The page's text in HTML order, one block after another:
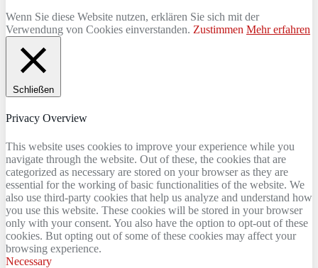
Wenn Sie diese Website nutzen, erklären Sie sich mit der
Verwendung von Cookies einverstanden. Zustimmen Mehr erfahren
Schließen
Privacy Overview
This website uses cookies to improve your experience while you
navigate through the website. Out of these, the cookies that are
categorized as necessary are stored on your browser as they are
essential for the working of basic functionalities of the website. We
also use third-party cookies that help us analyze and understand how
you use this website. These cookies will be stored in your browser
only with your consent. You also have the option to opt-out of these
cookies. But opting out of some of these cookies may affect your
browsing experience.
Necessary